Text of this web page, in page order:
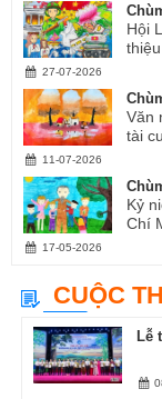
Hội
27-07-2026
Văn
tài
11-07-2026
Kỷ
Chí
17-05-2026
CUỘC
Lễ